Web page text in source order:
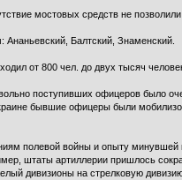
мостовых средств не
Балтский, Знаменский.
от 800 чел. до двух тысяч
поступивших офицеров было
бывшие офицеры были
полевой войны и опыту
штаты артиллерии пришлось
дивизионы на стрелковую